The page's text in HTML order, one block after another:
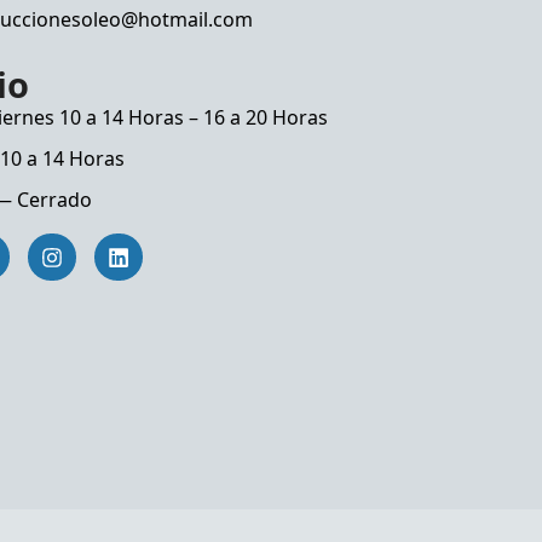
10 a 14 Horas – 16 a 20 Horas
a 14 Horas
Cerrado
I
n
s
L
i
n